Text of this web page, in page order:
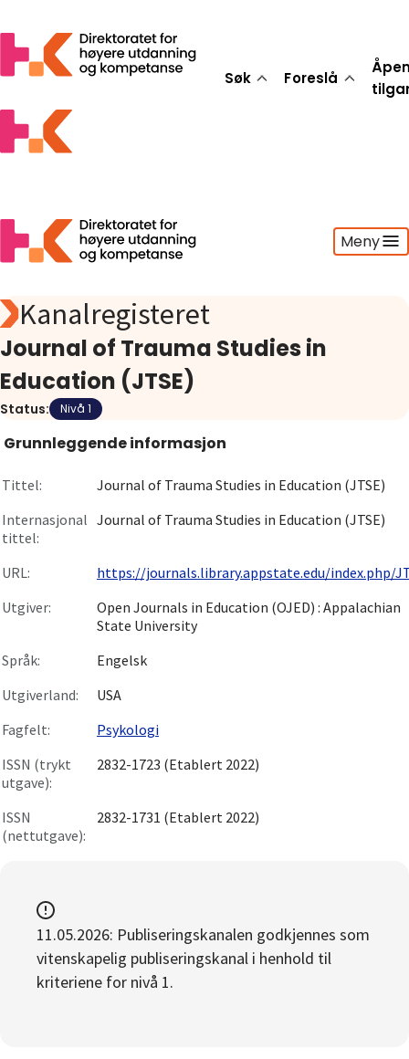
Søk Foreslå
Meny
Søk
Åpen tilgang
Statistikk
Aktuelt
Gå til innlogging
Kanalregisteret
Journal of Trauma Studies in
Education (JTSE)
Status: Nivå 1
Grunnleggende informasjon
Tittel:
Journal of Trauma Studies in Education (JTSE)
Internasjonal
tittel:
Journal of Trauma Studies in Education (JTSE)
URL:
https://journals.library.appstate.edu/index.php/
Utgiver:
Open Journals in Education (OJED) : Appalachian
State University
Språk:
Engelsk
Utgiverland:
USA
Fagfelt:
Psykologi
ISSN (trykt
utgave):
2832-1723 (Etablert 2022)
ISSN
(nettutgave):
2832-1731 (Etablert 2022)
11.05.2026: Publiseringskanalen godkjennes som
vitenskapelig publiseringskanal i henhold til
kriteriene for nivå 1.